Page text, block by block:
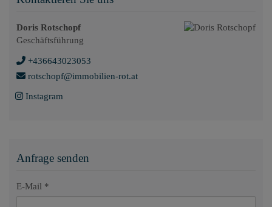
Doris Rotschopf
Geschäftsführung
+436643023053
rotschopf@immobilien-rot.at
Instagram
Anfrage senden
E-Mail